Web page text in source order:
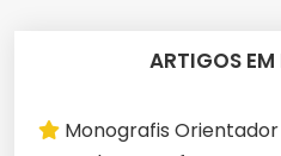
ARTIGOS EM
Monografis